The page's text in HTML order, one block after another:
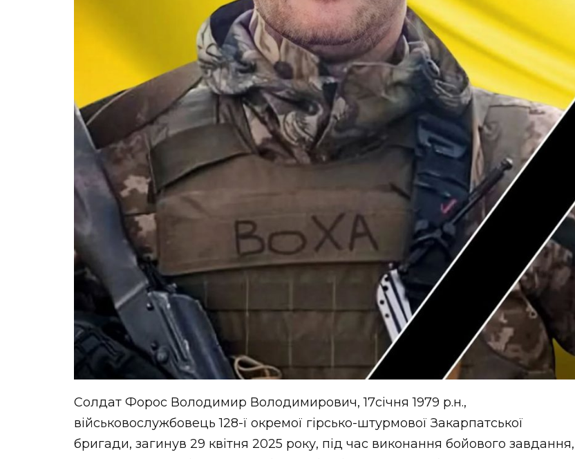
Солдат Форос Володимир Володимирович, 17січня 1979 р.н.,
військовослужбовець 128-ї окремої гірсько-штурмової Закарпатської
бригади, загинув 29 квітня 2025 року, під час виконання бойового завдання,